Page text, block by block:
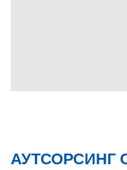
АУТСОРСИНГ